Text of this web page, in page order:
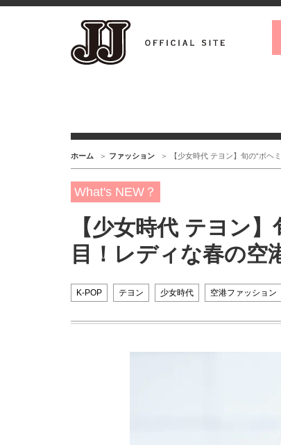
ホーム ファッション 【少女時代 テヨン】旬の“ボヘ
What's NEW？
【少女時代 テヨン
目！レディな春の空
K-POP テヨン 少女時代 空港ファッション